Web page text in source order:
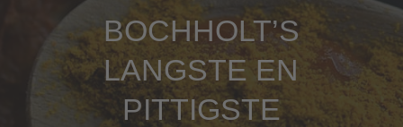
BOCHHOLT’S
LANGSTE EN
PITTIGSTE